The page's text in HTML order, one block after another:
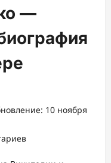
—
10 ноября